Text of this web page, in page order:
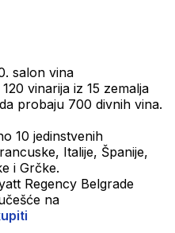
salon vina
vinarija iz 15 zemalja
probaju 700 divnih vina.
10 jedinstvenih
Italije, Španije,
i Grčke.
Regency Belgrade
na